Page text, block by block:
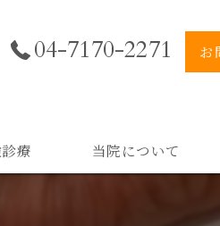
04-7170-2271 お
療 当院について